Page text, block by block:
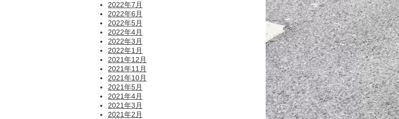
2022年7月
2022年6月
2022年5月
2022年4月
2022年3月
2022年1月
2021年12月
2021年11月
2021年10月
2021年5月
2021年4月
2021年3月
2021年2月